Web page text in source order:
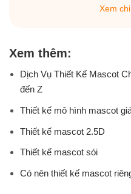
Xem
Xem thêm:
Dịch Vụ Thiết Kế Mascot
đến Z
Thiết kế mô hình mascot
Thiết kế mascot 2.5D
Thiết kế mascot sói
Có nên thiết kế mascot